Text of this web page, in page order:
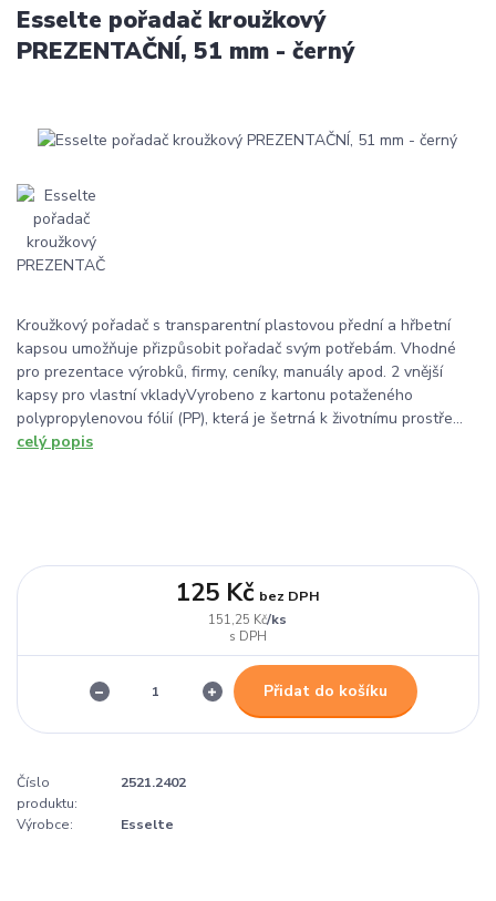
Esselte pořadač kroužkový
PREZENTAČNÍ, 51 mm - černý
Kroužkový pořadač s transparentní plastovou přední a hřbetní
kapsou umožňuje přizpůsobit pořadač svým potřebám. Vhodné
pro prezentace výrobků, firmy, ceníky, manuály apod. 2 vnější
kapsy pro vlastní vkladyVyrobeno z kartonu potaženého
polypropylenovou fólií (PP), která je šetrná k životnímu prostře...
celý popis
151,25 Kč/ks
125 Kč bez DPH
Přidat do košíku
Číslo
produktu:
2521.2402
Výrobce: Esselte